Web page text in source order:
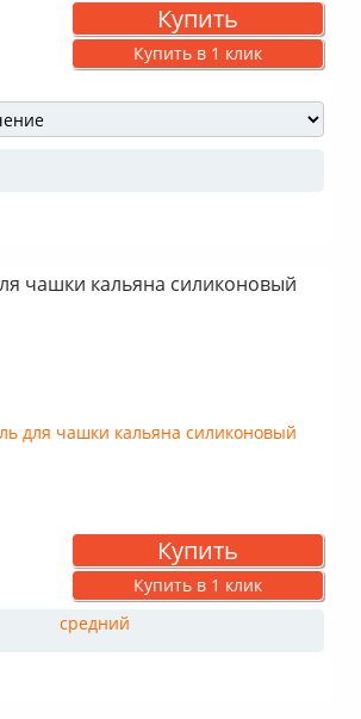
Купить
Купить в 1 клик
чашки кальяна силиконовый
Купить
Купить в 1 клик